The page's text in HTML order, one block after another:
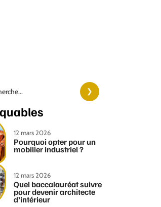
12 mars 2026
Pourquoi opter pour un
mobilier industriel ?
12 mars 2026
Quel baccalauréat suivre
pour devenir architecte
d’intérieur